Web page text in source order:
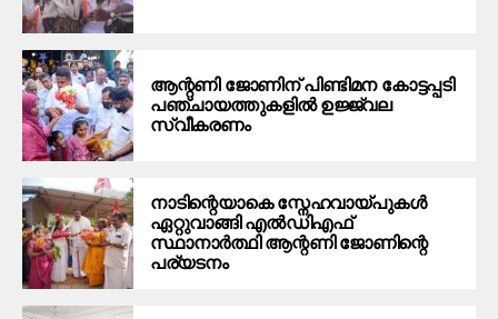
ആന്റണി ജോണിന് പിണ്ടിമന കോട്ടപ്പടി
പഞ്ചായത്തുകളിൽ ഉജ്ജ്വല
സ്വീകരണം
നാടിന്റെയാകെ സ്നേഹവായ്പുകൾ
ഏറ്റുവാങ്ങി എൽഡിഎഫ്
സ്ഥാനാർത്ഥി ആന്റണി ജോണിന്റെ
പര്യടനം